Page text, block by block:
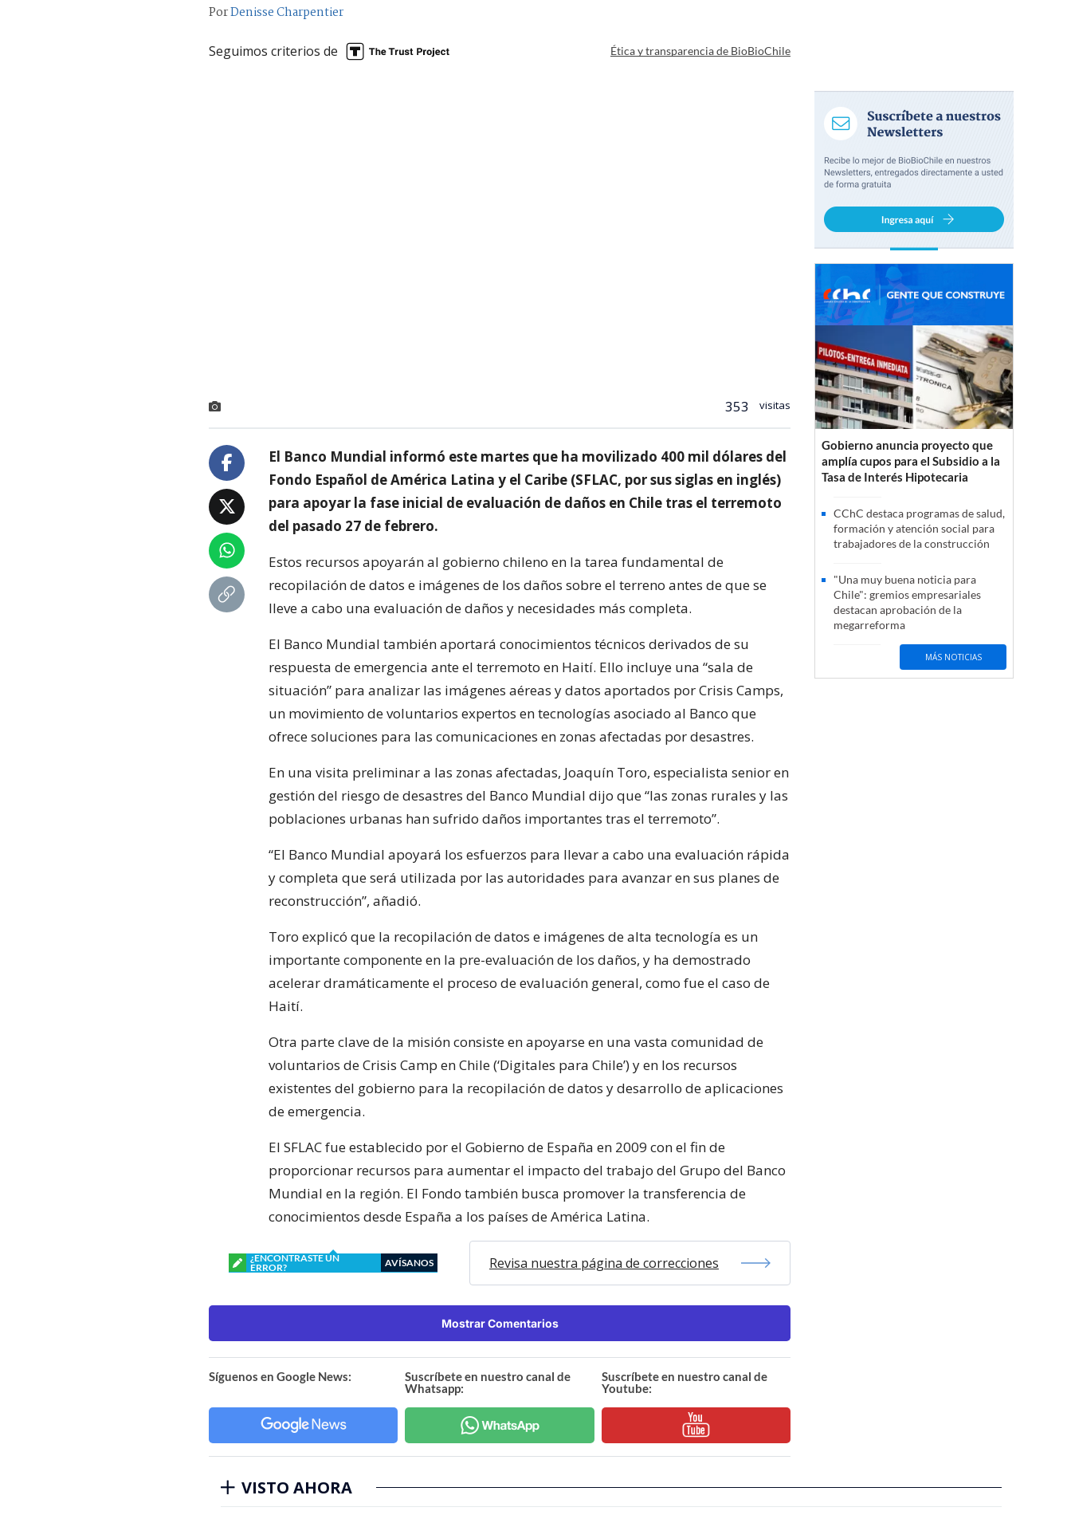
PorDenisse Charpentier
Seguimos criterios de Ética y transparencia de BioBioChile
353 visitas
El Banco Mundial informó este martes que ha movilizado 400 mil dólares del
Fondo Español de América Latina y el Caribe (SFLAC, por sus siglas en inglés)
para apoyar la fase inicial de evaluación de daños en Chile tras el terremoto
del pasado 27 de febrero.
Estos recursos apoyarán al gobierno chileno en la tarea fundamental de
recopilación de datos e imágenes de los daños sobre el terreno antes de que se
lleve a cabo una evaluación de daños y necesidades más completa.
El Banco Mundial también aportará conocimientos técnicos derivados de su
respuesta de emergencia ante el terremoto en Haití. Ello incluye una “sala de
situación” para analizar las imágenes aéreas y datos aportados por Crisis Camps,
un movimiento de voluntarios expertos en tecnologías asociado al Banco que
ofrece soluciones para las comunicaciones en zonas afectadas por desastres.
En una visita preliminar a las zonas afectadas, Joaquín Toro, especialista senior en
gestión del riesgo de desastres del Banco Mundial dijo que “las zonas rurales y las
poblaciones urbanas han sufrido daños importantes tras el terremoto”.
“El Banco Mundial apoyará los esfuerzos para llevar a cabo una evaluación rápida
y completa que será utilizada por las autoridades para avanzar en sus planes de
reconstrucción”, añadió.
Toro explicó que la recopilación de datos e imágenes de alta tecnología es un
importante componente en la pre-evaluación de los daños, y ha demostrado
acelerar dramáticamente el proceso de evaluación general, como fue el caso de
Haití.
Otra parte clave de la misión consiste en apoyarse en una vasta comunidad de
voluntarios de Crisis Camp en Chile (‘Digitales para Chile’) y en los recursos
existentes del gobierno para la recopilación de datos y desarrollo de aplicaciones
de emergencia.
El SFLAC fue establecido por el Gobierno de España en 2009 con el fin de
proporcionar recursos para aumentar el impacto del trabajo del Grupo del Banco
Mundial en la región. El Fondo también busca promover la transferencia de
conocimientos desde España a los países de América Latina.
¿ENCONTRASTE UN
ERROR?
AVÍSANOS Revisa nuestra página de correcciones
Mostrar Comentarios
Síguenos en Google News:
Suscríbete en nuestro canal de
Whatsapp:
Suscríbete en nuestro canal de
Youtube:
Gobierno anuncia proyecto que
amplía cupos para el Subsidio a la
Tasa de Interés Hipotecaria
CChC destaca programas de salud,
formación y atención social para
trabajadores de la construcción
"Una muy buena noticia para
Chile": gremios empresariales
destacan aprobación de la
megarreforma
MÁS NOTICIAS
VISTO AHORA